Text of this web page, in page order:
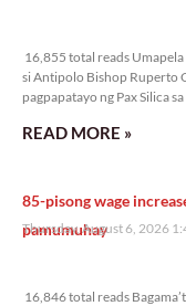
16,855 total reads
si Antipolo Bishop Ruperto
pagpapatayo ng Pax Silica sa
READ MORE »
85-pisong wage
pamumuhay
Thursday, August 6, 2026
16,846 total reads